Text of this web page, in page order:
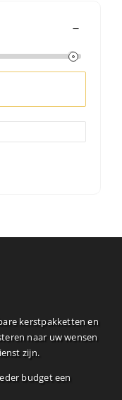
kerstpakketten en
naar uw wensen
zijn.
budget een